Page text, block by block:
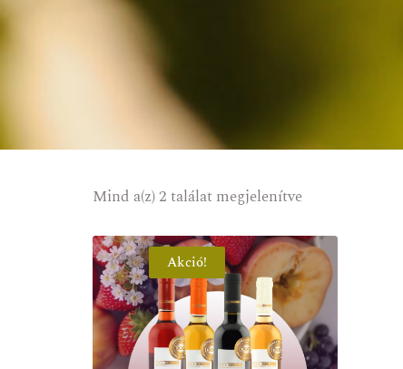
Mind a(z) 2 találat megjelenítve
Akció!